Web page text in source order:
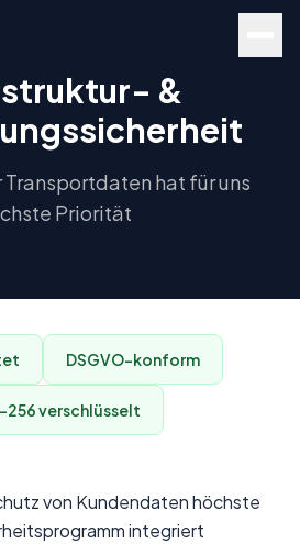
&
Transportdaten hat für uns
Priorität
DSGVO-konform
256 verschlüsselt
von Kundendaten höchste
integriert